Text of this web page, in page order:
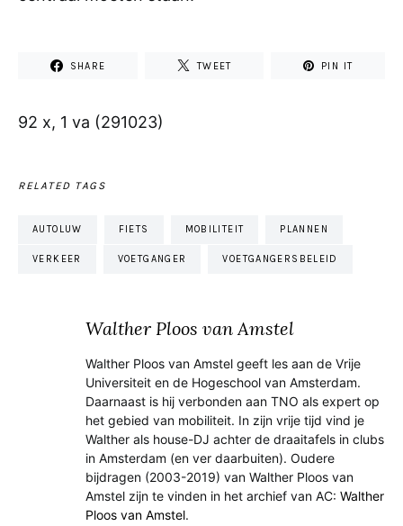
SHARE TWEET PIN IT
92 x, 1 va (291023)
RELATED TAGS
AUTOLUW FIETS MOBILITEIT PLANNEN
VERKEER VOETGANGER VOETGANGERSBELEID
Walther Ploos van Amstel
Walther Ploos van Amstel geeft les aan de Vrije
Universiteit en de Hogeschool van Amsterdam.
Daarnaast is hij verbonden aan TNO als expert op
het gebied van mobiliteit. In zijn vrije tijd vind je
Walther als house-DJ achter de draaitafels in clubs
in Amsterdam (en ver daarbuiten). Oudere
bijdragen (2003-2019) van Walther Ploos van
Amstel zijn te vinden in het archief van AC: Walther
Ploos van Amstel.